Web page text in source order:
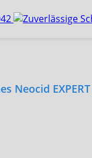
Neocid EXPERT